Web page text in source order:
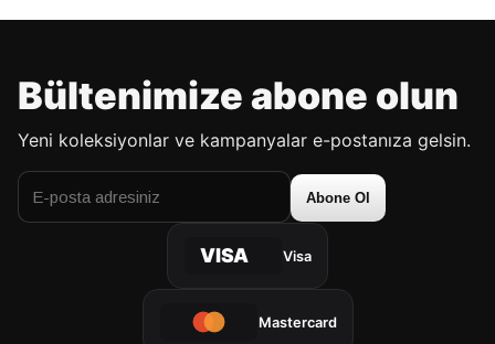
Bültenimize abone olun
Yeni koleksiyonlar ve kampanyalar e-postanıza gelsin.
Abone Ol
VISA Visa
Mastercard